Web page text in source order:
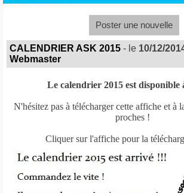
Poster une nouvelle
CALENDRIER ASK 2015 - le 10/12/
Webmaster
Le calendrier 2015 est disponible
N'hésitez pas à télécharger cette affiche et à
proches !
Cliquer sur l'affiche pour la